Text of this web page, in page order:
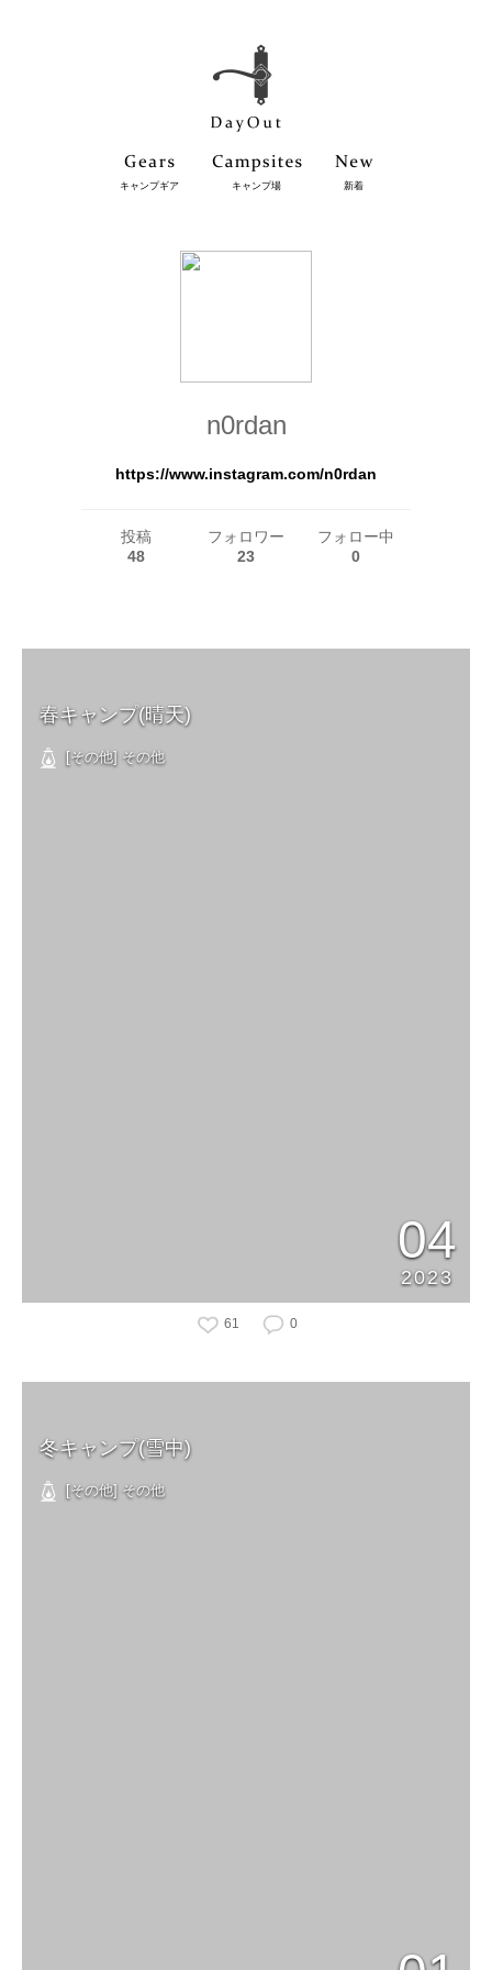
キャンプギア キャンプ場 新着
n0rdan
https://www.instagram.com/n0rdan
投稿
48
フォロワー
23
フォロー中
0
春キャンプ(晴天)
[その他] その他
04
2023
61 0
冬キャンプ(雪中)
[その他] その他